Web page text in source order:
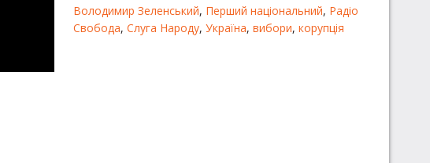
Володимир Зеленський, Перший національний, Радіо
Свобода, Слуга Народу, Україна, вибори, корупція